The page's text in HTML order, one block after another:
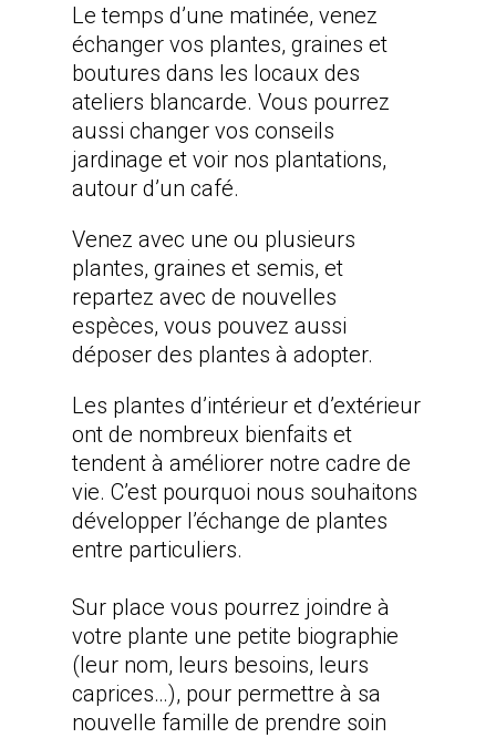
Le temps d’une matinée, venez
échanger vos plantes, graines et
boutures dans les locaux des
ateliers blancarde. Vous pourrez
aussi changer vos conseils
jardinage et voir nos plantations,
autour d’un café.
Venez avec une ou plusieurs
plantes, graines et semis, et
repartez avec de nouvelles
espèces, vous pouvez aussi
déposer des plantes à adopter.
Les plantes d’intérieur et d’extérieur
ont de nombreux bienfaits et
tendent à améliorer notre cadre de
vie. C’est pourquoi nous souhaitons
développer l’échange de plantes
entre particuliers.
Sur place vous pourrez joindre à
votre plante une petite biographie
(leur nom, leurs besoins, leurs
caprices…), pour permettre à sa
nouvelle famille de prendre soin